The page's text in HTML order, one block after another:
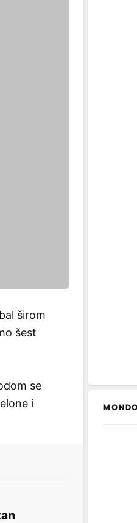
širom
šest
se
i